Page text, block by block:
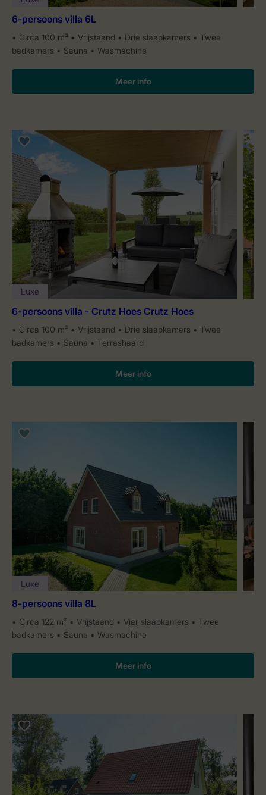
6-persoons villa 6L
Circa 100 m² Vrijstaand Drie slaapkamers
Twee
badkamers
Sauna Wasmachine
Meer info
Luxe
6-persoons villa - Crutz Hoes Crutz Hoes
Circa 100 m² Vrijstaand Drie slaapkamers
Twee
badkamers
Sauna Terrashaard
Meer info
Luxe
8-persoons villa 8L
Circa 122 m² Vrijstaand Vier slaapkamers
Twee
badkamers
Sauna Wasmachine
Meer info